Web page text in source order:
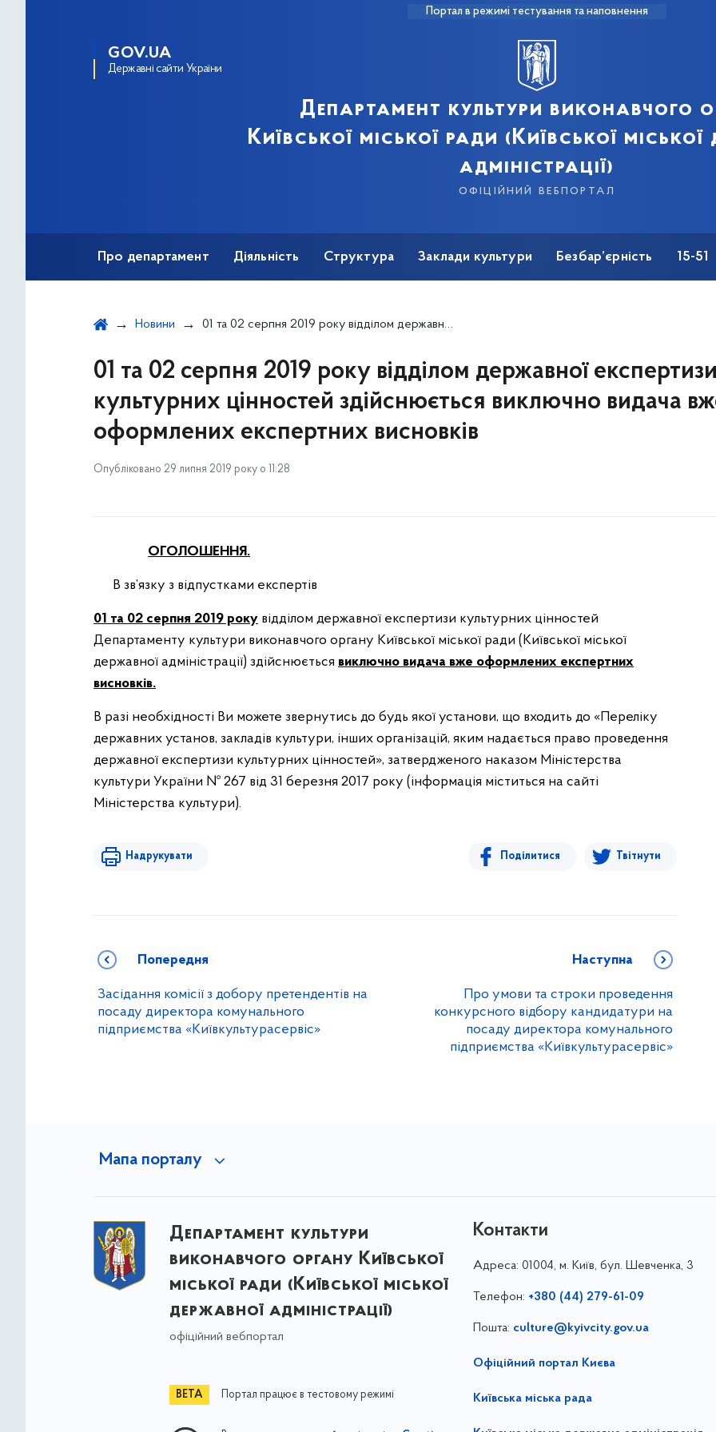
Портал в режимі тестування та наповнення
GOV.UA
Державні сайти України
Департамент культури виконавчого
Київської міської ради (Київської
адміністрації)
офіційний вебпортал
Про департамент Діяльність Структура Заклади культури Безбар’єрність 15-51
Новини 01 та 02 серпня 2019 року відділом державної експертизи культурних цінностей здійснюється виключно видача вже оформлених експертних висновків
01 та 02 серпня 2019 року відділом державної
культурних цінностей здійснюється виключно видача
оформлених експертних висновків
Опубліковано 29 липня 2019 року о 11:28
ОГОЛОШЕННЯ.
В зв’язку з відпустками експертів
01 та 02 серпня 2019 року відділом державної експертизи культурних цінностей
Департаменту культури виконавчого органу Київської міської ради (Київської міської
державної адміністрації) здійснюється виключно видача вже оформлених експертних
висновків.
В разі необхідності Ви можете звернутись до будь якої установи, що входить до «Переліку
державних установ, закладів культури, інших організацій, яким надається право проведення
державної експертизи культурних цінностей», затвердженого наказом Міністерства
культури України № 267 від 31 березня 2017 року (інформація міститься на сайті
Міністерства культури).
Надрукувати Поділитися Твітнути
Попередня
Засідання комісії з добору претендентів на
посаду директора комунального
підприємства «Київкультурасервіс»
Наступна
Про умови та строки проведення
конкурсного відбору кандидатури на
посаду директора комунального
підприємства «Київкультурасервіс»
Мапа порталу
Департамент культури
виконавчого органу Київської
міської ради (Київської міської
державної адміністрації)
офіційний вебпортал
Портал працює в тестовому режимі
Контакти
Адреса: 01004, м. Київ, бул. Шевченка, 3
Телефон: +380 (44) 279-61-09
Пошта: culture@kyivcity.gov.ua
Офіційний портал Києва
Київська міська рада